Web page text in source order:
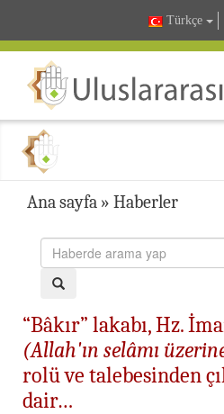
Türkçe
Ana sayfa » Haberler
“Bâkır” lakabı, Hz.
(Allah'ın selâmı
rolü ve talebesinden
dair…